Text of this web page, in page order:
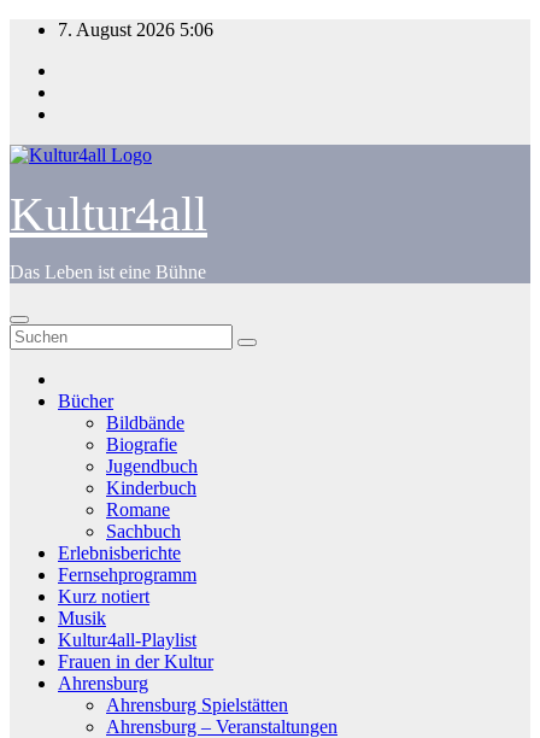
Zum
springen
7. August 2026 5:06
Kultur4all
Das Leben ist eine Bühne
Bücher
Bildbände
Biografie
Jugendbuch
Kinderbuch
Romane
Sachbuch
Erlebnisberichte
Fernsehprogramm
Kurz notiert
Musik
Kultur4all-Playlist
Frauen in der Kultur
Ahrensburg
Ahrensburg Spielstätten
Ahrensburg – Veranstaltungen